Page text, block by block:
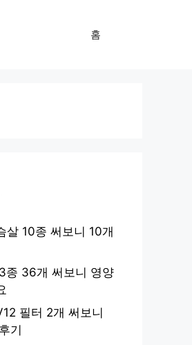
홈
살 10종 써보니 10개
종 36개 써보니 영양
필터 2개 써보니
기